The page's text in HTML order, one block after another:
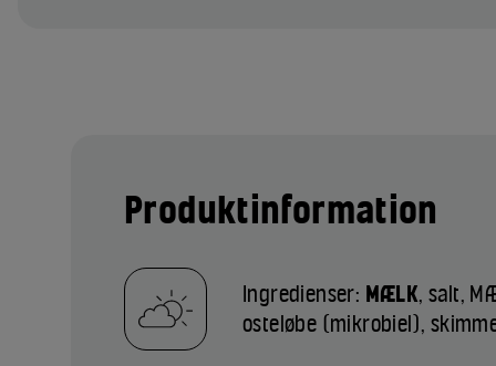
Produktinformation
Ingredienser: MÆLK, salt,
osteløbe (mikrobiel),